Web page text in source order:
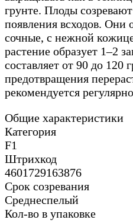
грунте. Плоды
появления всходов. Они
сочные, с нежной
растение образует 1–2
составляет от 90 до 120
предотвращения
рекомендуется
Общие характеристики
Категория
F1
Штрихкод
4601729163876
Срок созревания
Среднеспелый
Кол-во в упаковке